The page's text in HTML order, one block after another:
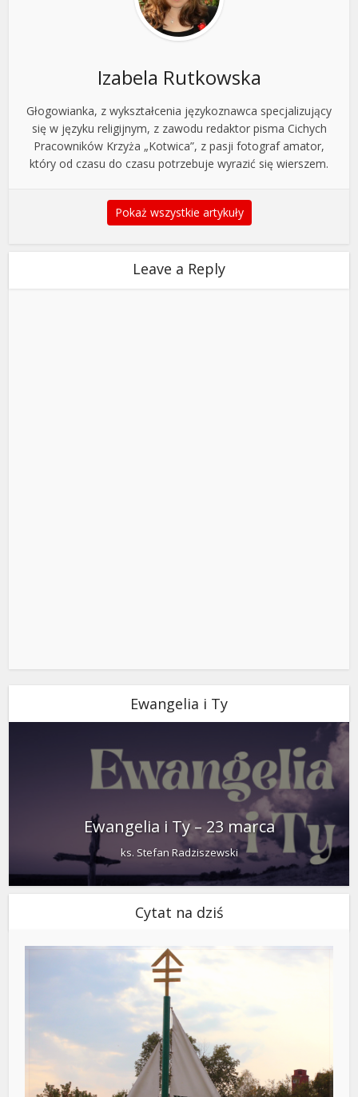
Izabela Rutkowska
Głogowianka, z wykształcenia językoznawca specjalizujący
się w języku religijnym, z zawodu redaktor pisma Cichych
Pracowników Krzyża „Kotwica”, z pasji fotograf amator,
który od czasu do czasu potrzebuje wyrazić się wierszem.
Pokaż wszystkie artykuły
Leave a Reply
Ewangelia i Ty
Ewangelia i Ty – 23 marca
ks. Stefan Radziszewski
Cytat na dziś